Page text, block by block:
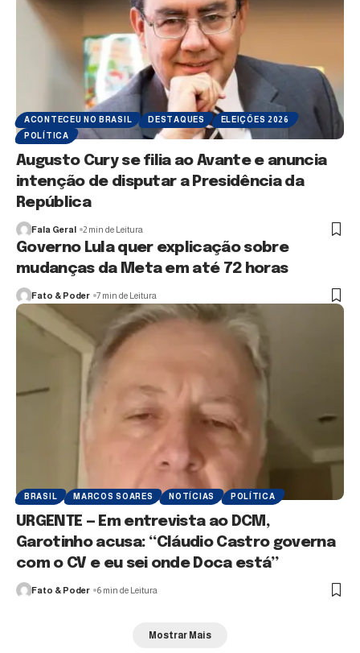
ACONTECEU NO BRASIL DESTAQUES
ELEIÇÕES 2026
POLÍTICA
Augusto Cury se filia ao Avante e anuncia
intenção de disputar a Presidência da
República
Fala Geral 2 min de Leitura
Governo Lula quer explicação sobre
mudanças da Meta em até 72 horas
Fato & Poder 7 min de Leitura
BRASIL MARCOS SOARES NOTÍCIAS POLÍTICA
URGENTE — Em entrevista ao DCM,
Garotinho acusa: “Cláudio Castro governa
com o CV e eu sei onde Doca está”
Fato & Poder 6 min de Leitura
Mostrar Mais